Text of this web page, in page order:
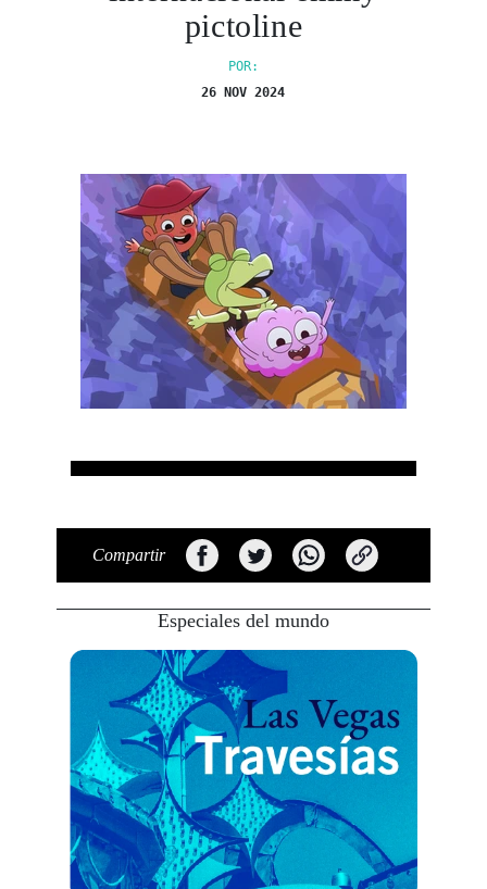
pictoline
POR:
26 NOV 2024
Compartir
Especiales del mundo